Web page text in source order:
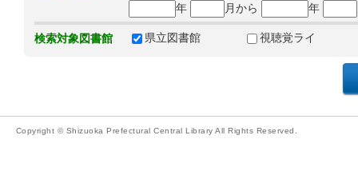
年
月から 年
検索対象図書館 県立図書館 視聴覚ライ
Copyright © Shizuoka Prefectural Central Library All Rights Reserved.